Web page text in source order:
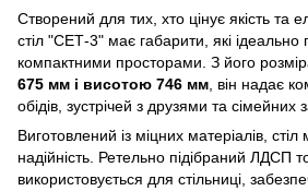
Створений для тих, хто цінує якість та
стіл "СЕТ-3" має габарити, які ідеально
компактними просторами. З його
675 мм і висотою 746 мм, він надає
обідів, зустрічей з друзями та сімейних
Виготовлений із міцних матеріалів, стіл
надійність. Ретельно підібраний
використовується для стільниці,